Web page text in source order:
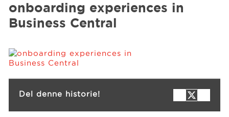
onboarding experiences in
Business Central
Del denne historie!
Brancher
Kunder
Tyskland